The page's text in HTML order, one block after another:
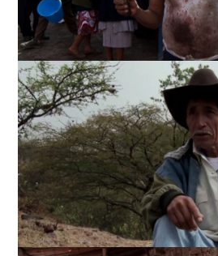
¿QUÉ SUEÑAN LAS CABRAS?,